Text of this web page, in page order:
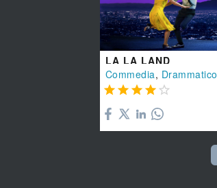
LA LA LAND
Commedia, Drammatico
    